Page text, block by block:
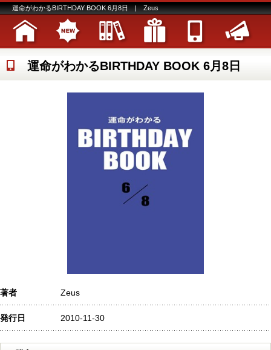
運命がわかるBIRTHDAY BOOK 6月8日 | Zeus
運命がわかるBIRTHDAY BOOK 6月8日
著者 Zeus
発行日 2010-11-30